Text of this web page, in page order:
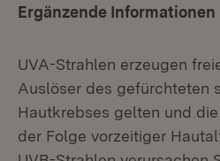
Ergänzende Informationen
UVA-Strahlen erzeugen
Auslöser des gefürchteten
Hautkrebses gelten und
der Folge vorzeitiger